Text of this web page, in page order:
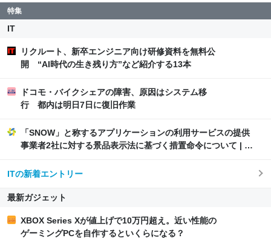
特集
IT
リクルート、新卒エンジニア向け研修資料を無料公
開 “AI時代の生き残り方”など紹介する13本
ドコモ・バイクシェアの障害、原因はシステム移
行 都内は明日7日に復旧作業
「SNOW」と称するアプリケーションの利用サービスの提供
事業者2社に対する景品表示法に基づく措置命令について | 消
ITの新着エントリー
最新ガジェット
XBOX Series Xが値上げで10万円超え。近い性能の
ゲーミングPCを自作するといくらになる？